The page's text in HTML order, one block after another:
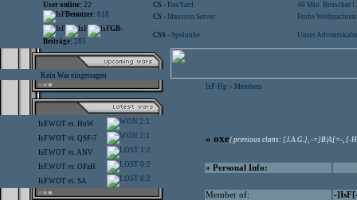
User online: 22 CS - FunYard
40 Mio. Beuscher
Benutzer: 618 CS - Mansion Server
Frohe
GB-
Beiträge: 285
CSS - Spelunke Unser
Kein War eingetragen
IsF.WOT vs. HoW 2:1
IsF.WOT vs. QSF-7 2:1
IsF.WOT vs.ANV 1:2
IsF.WOT vs. OFaH 0:2
IsF.WOT vs. SA 0:2
IsF-Hp > Members
» oxe( previous clans: [J.A.G.], -=]B|A[=-, [-
» Personal Info:
Member of:
-